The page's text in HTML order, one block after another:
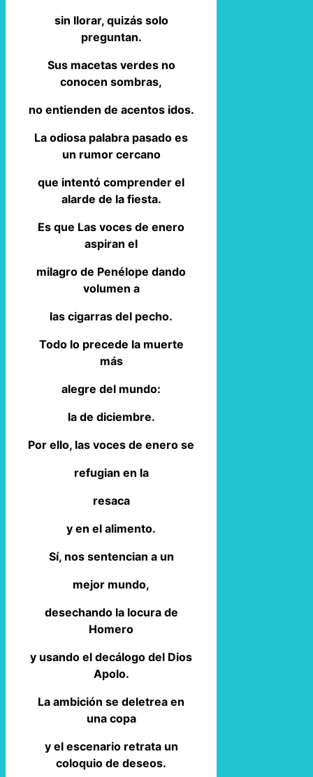
sin llorar, quizás solo
preguntan.
Sus macetas verdes no
conocen sombras,
no entienden de acentos idos.
La odiosa palabra pasado es
un rumor cercano
que intentó comprender el
alarde de la fiesta.
Es que Las voces de enero
aspiran el
milagro de Penélope dando
volumen a
las cigarras del pecho.
Todo lo precede la muerte
más
alegre del mundo:
la de diciembre.
Por ello, las voces de enero se
refugian en la
resaca
y en el alimento.
Sí, nos sentencian a un
mejor mundo,
desechando la locura de
Homero
y usando el decálogo del Dios
Apolo.
La ambición se deletrea en
una copa
y el escenario retrata un
coloquio de deseos.